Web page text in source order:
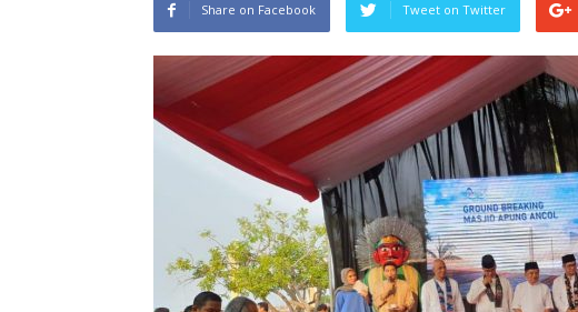
Share on Facebook Tweet on Twitter